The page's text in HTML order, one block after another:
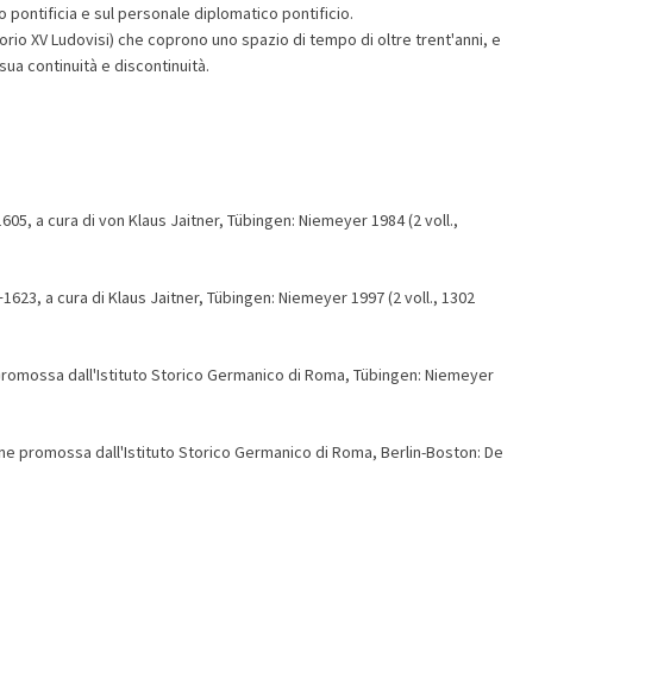
pontificia e sul personale diplomatico pontificio.
XV Ludovisi) che coprono uno spazio di tempo di oltre trent'anni, e
continuità e discontinuità.
a cura di von Klaus Jaitner, Tübingen: Niemeyer 1984 (2 voll.,
1623, a cura di Klaus Jaitner, Tübingen: Niemeyer 1997 (2 voll., 1302
dall'Istituto Storico Germanico di Roma, Tübingen: Niemeyer
promossa dall'Istituto Storico Germanico di Roma, Berlin-Boston: De